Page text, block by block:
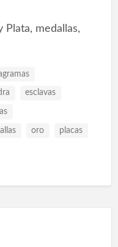
Plata, medallas,
esclavas
oro placas